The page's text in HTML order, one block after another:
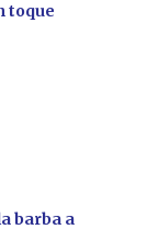
toque
barba a